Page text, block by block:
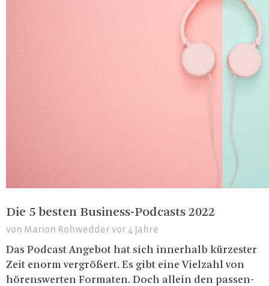
Die 5 besten Business-Podcasts 2022
von Marion Rohwedder vor 4 Jahre
Das Pod­cast An­ge­bot hat sich in­ner­halb kür­zes­ter
Zeit enorm ver­grö­ßert. Es gibt eine Viel­zahl von
hö­rens­wer­ten For­ma­ten. Doch al­lein den pas­sen­